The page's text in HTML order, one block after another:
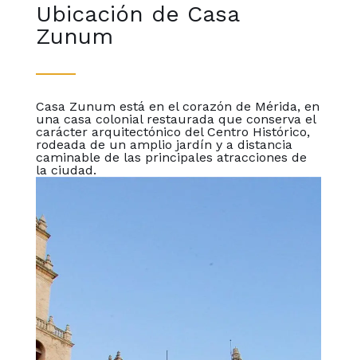
Ubicación de Casa
Zunum
Casa Zunum está en el corazón de Mérida, en
una casa colonial restaurada que conserva el
carácter arquitectónico del Centro Histórico,
rodeada de un amplio jardín y a distancia
caminable de las principales atracciones de
la ciudad.